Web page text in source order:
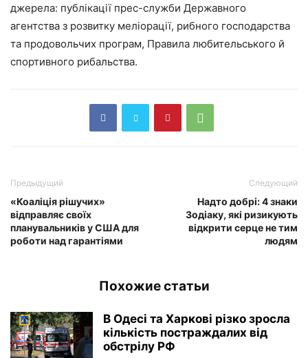
джерела: публікації прес-служби Державного
агентства з розвитку меліорації, рибного господарства
та продовольчих програм, Правила любительського й
спортивного рибальства.
Предыдущий
«Коаліція рішучих»
відправляє своїх
планувальників у США для
роботи над гарантіями
Следующий
Надто добрі: 4 знаки
Зодіаку, які ризикують
відкрити серце не тим
людям
Похожие статьи
В Одесі та Харкові різко зросла
кількість постраждалих від
обстрілу РФ